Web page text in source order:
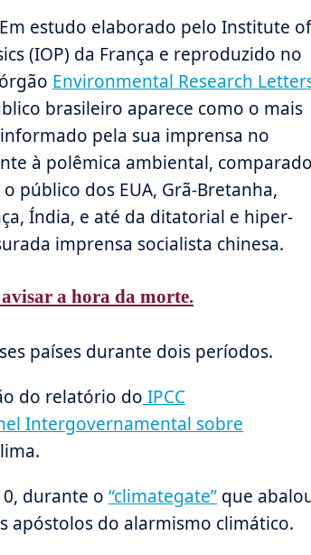
Em estudo elaborado pelo Institute of
(IOP) da França e reproduzido no
Environmental Research
brasileiro aparece como o mais
pela sua imprensa no
à polêmica ambiental, comparado
público dos EUA, Grã-Bretanha,
Índia, e até da ditatorial e hiper-
imprensa socialista chinesa.
a hora da morte.
países durante dois períodos.
do relatório do IPCC
Intergovernamental sobre
durante o “climategate” que
apóstolos do alarmismo climático.